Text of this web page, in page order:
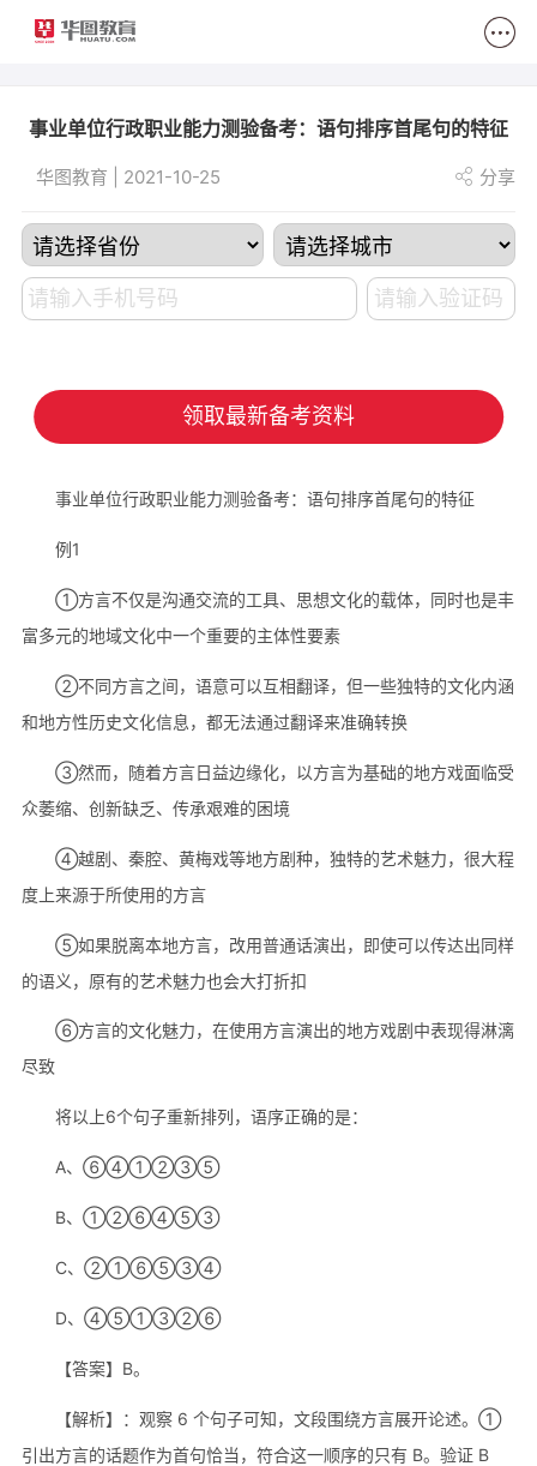
事业单位行政职业能力测验备考：语句排序首尾句的特征
华图教育 | 2021-10-25 分享
领取最新备考资料
事业单位行政职业能力测验备考：语句排序首尾句的特征
例1
①方言不仅是沟通交流的工具、思想文化的载体，同时也是丰
富多元的地域文化中一个重要的主体性要素
②不同方言之间，语意可以互相翻译，但一些独特的文化内涵
和地方性历史文化信息，都无法通过翻译来准确转换
③然而，随着方言日益边缘化，以方言为基础的地方戏面临受
众萎缩、创新缺乏、传承艰难的困境
④越剧、秦腔、黄梅戏等地方剧种，独特的艺术魅力，很大程
度上来源于所使用的方言
⑤如果脱离本地方言，改用普通话演出，即使可以传达出同样
的语义，原有的艺术魅力也会大打折扣
⑥方言的文化魅力，在使用方言演出的地方戏剧中表现得淋漓
尽致
将以上6个句子重新排列，语序正确的是：
A、⑥④①②③⑤
B、①②⑥④⑤③
C、②①⑥⑤③④
D、④⑤①③②⑥
【答案】B。
【解析】：观察 6 个句子可知，文段围绕方言展开论述。①
引出方言的话题作为首句恰当，符合这一顺序的只有 B。验证 B